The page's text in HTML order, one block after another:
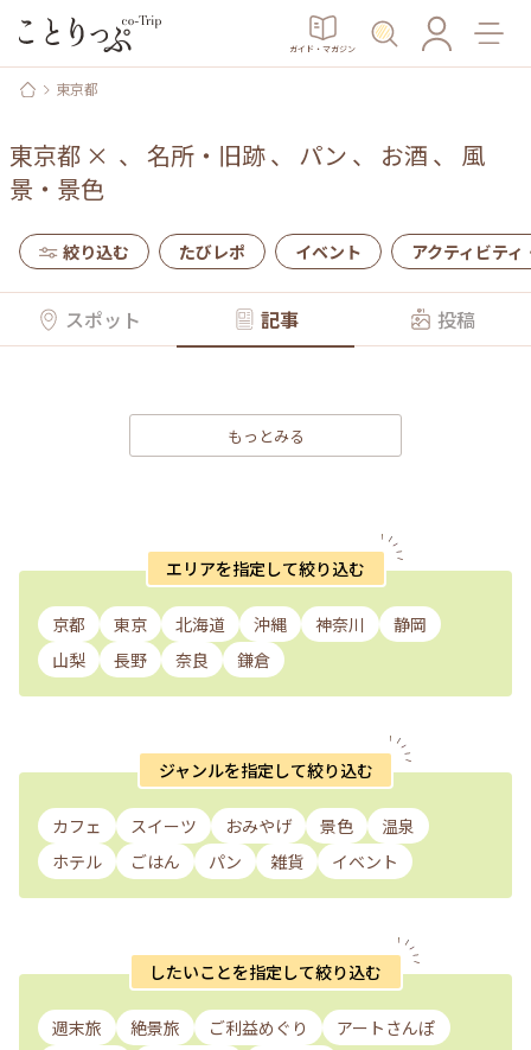
ガイド・マガジン
東京都
東京都 × 、 名所・旧跡、 パン 、 お酒 、 風
景・景色
絞り込む たびレポ イベント アクティビティ
スポット 記事 投稿
もっとみる
エリアを指定して絞り込む
京都 東京 北海道 沖縄 神奈川
静岡
山梨
長野 奈良 鎌倉
ジャンルを指定して絞り込む
カフェ スイーツ おみやげ 景色
温泉
ホテル
ごはん パン 雑貨 イベント
したいことを指定して絞り込む
週末旅 絶景旅 ご利益めぐり
アートさんぽ